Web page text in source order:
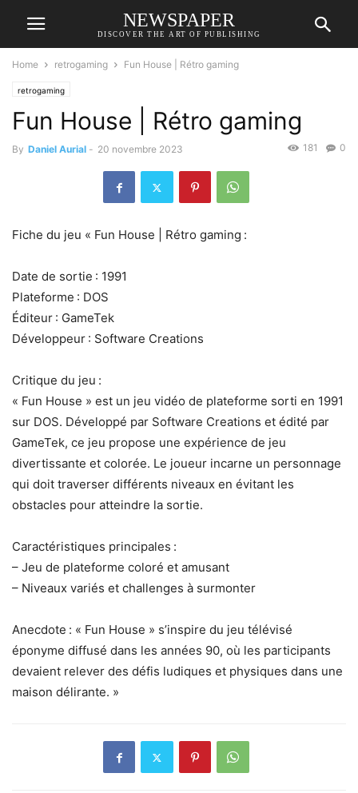
NEWSPAPER
DISCOVER THE ART OF PUBLISHING
Home retrogaming Fun House | Rétro gaming
retrogaming
Fun House | Rétro gaming
By Daniel Aurial - 20 novembre 2023 0
181
Fiche du jeu « Fun House | Rétro gaming :
Date de sortie : 1991
Plateforme : DOS
Éditeur : GameTek
Développeur : Software Creations
Critique du jeu :
« Fun House » est un jeu vidéo de plateforme sorti en 1991
sur DOS. Développé par Software Creations et édité par
GameTek, ce jeu propose une expérience de jeu
divertissante et colorée. Le joueur incarne un personnage
qui doit traverser différents niveaux en évitant les
obstacles pour atteindre la sortie.
Caractéristiques principales :
– Jeu de plateforme coloré et amusant
– Niveaux variés et challenges à surmonter
Anecdote : « Fun House » s’inspire du jeu télévisé
éponyme diffusé dans les années 90, où les participants
devaient relever des défis ludiques et physiques dans une
maison délirante. »